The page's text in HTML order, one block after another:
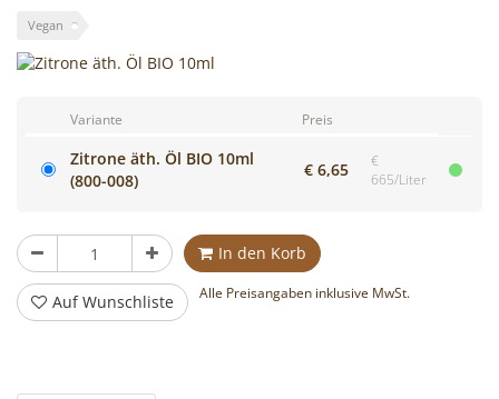
Cocktails
Vegan
Variante Preis
Zitrone äth. Öl BIO 10ml
(800-008)
€ 6,65
€
665/Liter
Stück In den Korb
Auf Wunschliste Alle Preisangaben inklusive MwSt.